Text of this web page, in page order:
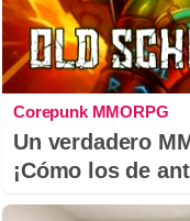
Corepunk MMORPG
Un verdadero
¡Cómo los de